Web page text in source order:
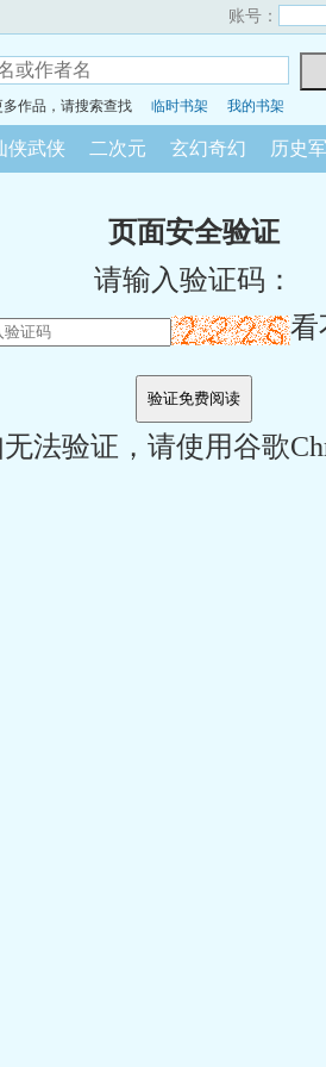
账号：
作品，请搜索查找 临时书架 我的书架
侠武侠 二次元 玄幻奇幻 历史
页面安全验证
请输入验证码：
看
法验证，请使用谷歌